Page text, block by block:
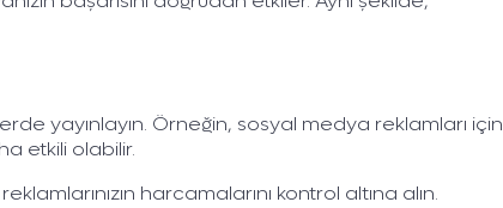
yayınlayın. Örneğin, sosyal medya reklamları için
etkili olabilir.
harcamalarını kontrol altına alın.